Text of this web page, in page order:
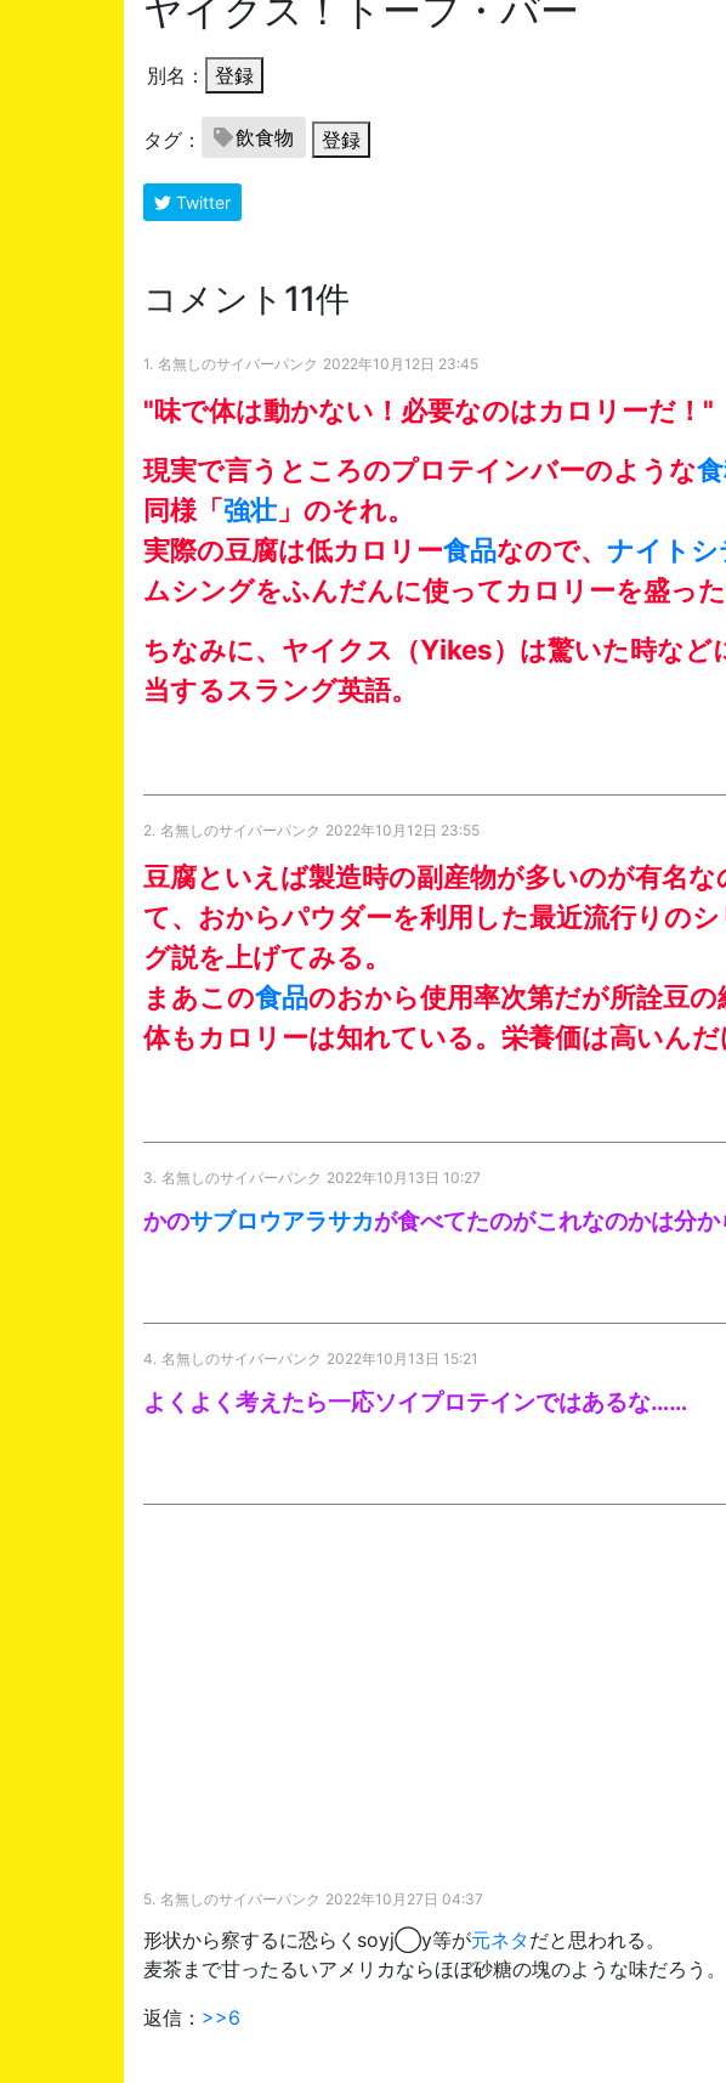
ヤイクス！トーフ・バー
別名： 登録
タグ： 飲食物 登録
Twitter
コメント11件
1. 名無しのサイバーパンク 2022年10月12日 23:45
"味で体は動かない！必要なのはカロリーだ！"
現実で言うところのプロテインバーのような
同様「強壮 」のそれ。
実際の豆腐は低カロリー食品なので、 ナイトシ
ムシングをふんだんに使ってカロリーを盛った
ちなみに、ヤイクス（Yikes）は驚いた時など
当するスラング英語。
2. 名無しのサイバーパンク 2022年10月12日 23:55
豆腐といえば製造時の副産物が多いのが有名
て、おからパウダーを利用した最近流行りの
グ説を上げてみる。
まあこの食品のおから使用率次第だが所詮豆
体もカロリーは知れている。栄養価は高いん
3. 名無しのサイバーパンク 2022年10月13日 10:27
かのサブロウアラサカが食べてたのがこれなのかは分
4. 名無しのサイバーパンク 2022年10月13日 15:21
よくよく考えたら一応ソイプロテインではあるな……
5. 名無しのサイバーパンク 2022年10月27日 04:37
形状から察するに恐らくsoyj◯y等が元ネタだと思われる。
麦茶まで甘ったるいアメリカならほぼ砂糖の塊のような味だろう。
返信： >>6